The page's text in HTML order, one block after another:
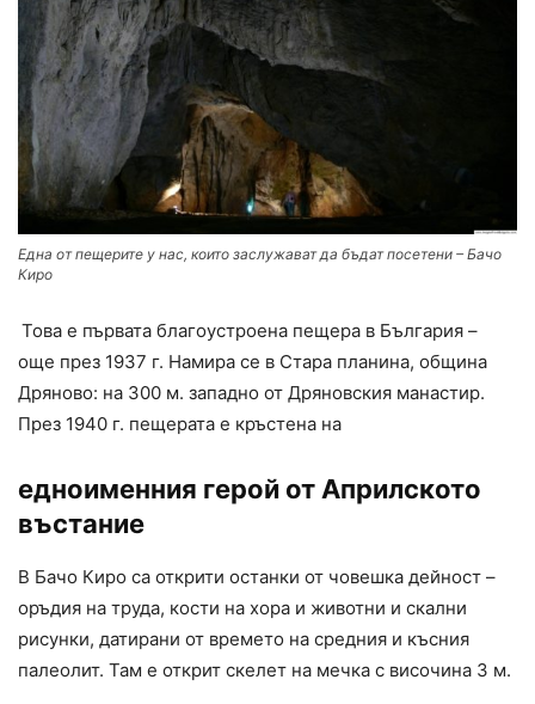
Една от пещерите у нас, които заслужават да бъдат посетени – Бачо
Киро
Това е първата благоустроена пещера в България –
още през 1937 г. Намира се в Стара планина, община
Дряново: на 300 м. западно от Дряновския манастир.
През 1940 г. пещерата е кръстена на
едноименния герой от Априлското
въстание
В Бачо Киро са открити останки от човешка дейност –
оръдия на труда, кости на хора и животни и скални
рисунки, датирани от времето на средния и късния
палеолит. Там е открит скелет на мечка с височина 3 м.